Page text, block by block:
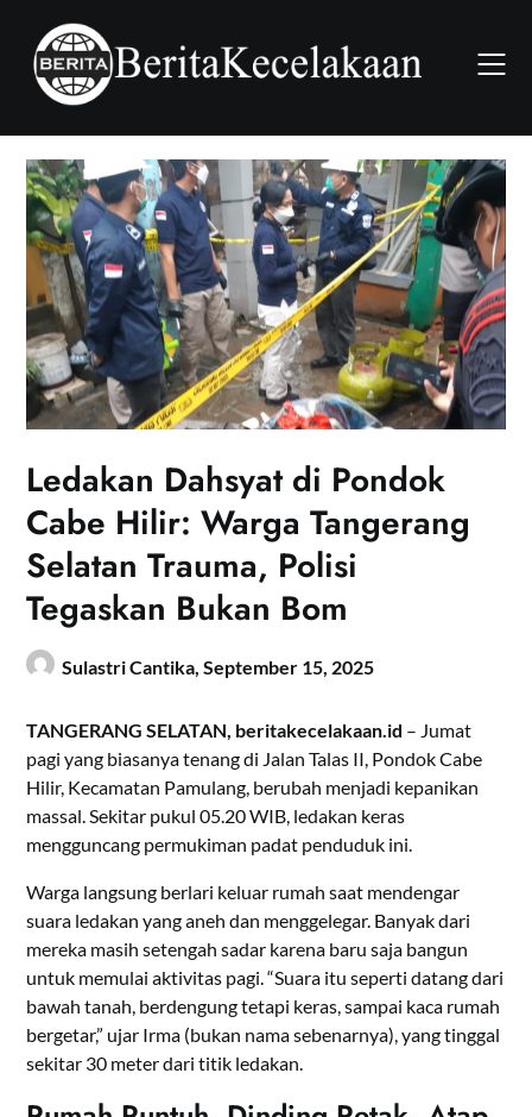
content
Ledakan Dahsyat di Pondok
Cabe Hilir: Warga Tangerang
Selatan Trauma, Polisi
Tegaskan Bukan Bom
Sulastri Cantika,September 15, 2025
TANGERANG SELATAN, beritakecelakaan.id – Jumat
pagi yang biasanya tenang di Jalan Talas II, Pondok Cabe
Hilir, Kecamatan Pamulang, berubah menjadi kepanikan
massal. Sekitar pukul 05.20 WIB, ledakan keras
mengguncang permukiman padat penduduk ini.
Warga langsung berlari keluar rumah saat mendengar
suara ledakan yang aneh dan menggelegar. Banyak dari
mereka masih setengah sadar karena baru saja bangun
untuk memulai aktivitas pagi. “Suara itu seperti datang dari
bawah tanah, berdengung tetapi keras, sampai kaca rumah
bergetar,” ujar Irma (bukan nama sebenarnya), yang tinggal
sekitar 30 meter dari titik ledakan.